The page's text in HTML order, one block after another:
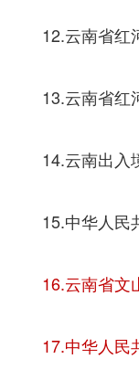
12.云南省红
13.云南省红
14.云南出入
15.中华人民
16.云南省文
17.中华人民